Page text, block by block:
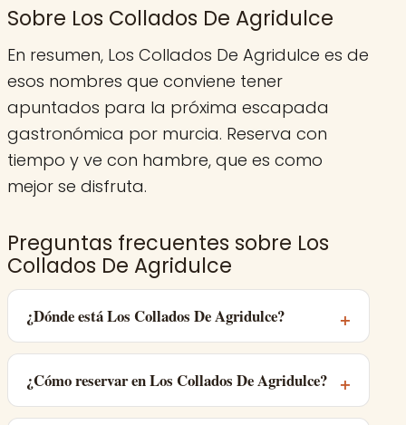
Sobre Los Collados De Agridulce
En resumen, Los Collados De Agridulce es de
esos nombres que conviene tener
apuntados para la próxima escapada
gastronómica por murcia. Reserva con
tiempo y ve con hambre, que es como
mejor se disfruta.
Preguntas frecuentes sobre Los
Collados De Agridulce
¿Dónde está Los Collados De Agridulce?
¿Cómo reservar en Los Collados De Agridulce?